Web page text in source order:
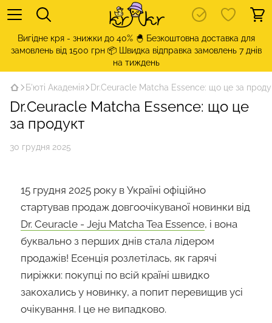
Вигідне кря - знижки до 40% 🐣 Безкоштовна доставка для
замовлень від 1500 грн 📦 Швидка відправка замовлень 7 днів
на тиждень
Б'юті Академія Dr.Ceuracle Matcha Essence: що це за
Dr.Ceuracle Matcha Essence: що це
за продукт
30 грудня 2025
15 грудня 2025 року в Україні офіційно
стартував продаж довгоочікуваної новинки від
Dr. Ceuracle - Jeju Matcha Tea Essence, і вона
буквально з перших днів стала лідером
продажів! Есенція розлетілась, як гарячі
пиріжки: покупці по всій країні швидко
закохались у новинку, а попит перевищив усі
очікування. І це не випадково.